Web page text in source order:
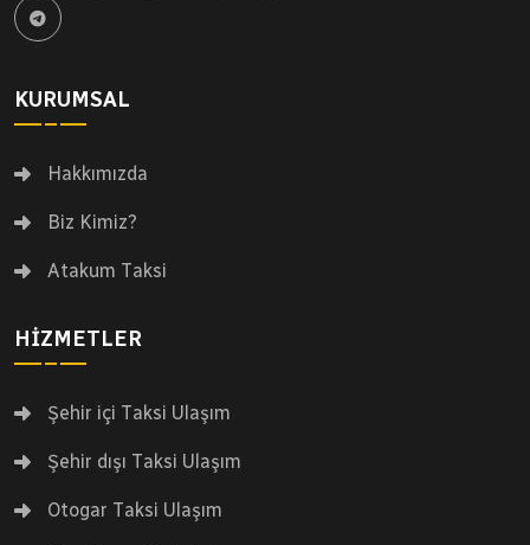
KURUMSAL
Hakkımızda
Biz Kimiz?
Atakum Taksi
HIZMETLER
Şehir içi Taksi Ulaşım
Şehir dışı Taksi Ulaşım
Otogar Taksi Ulaşım